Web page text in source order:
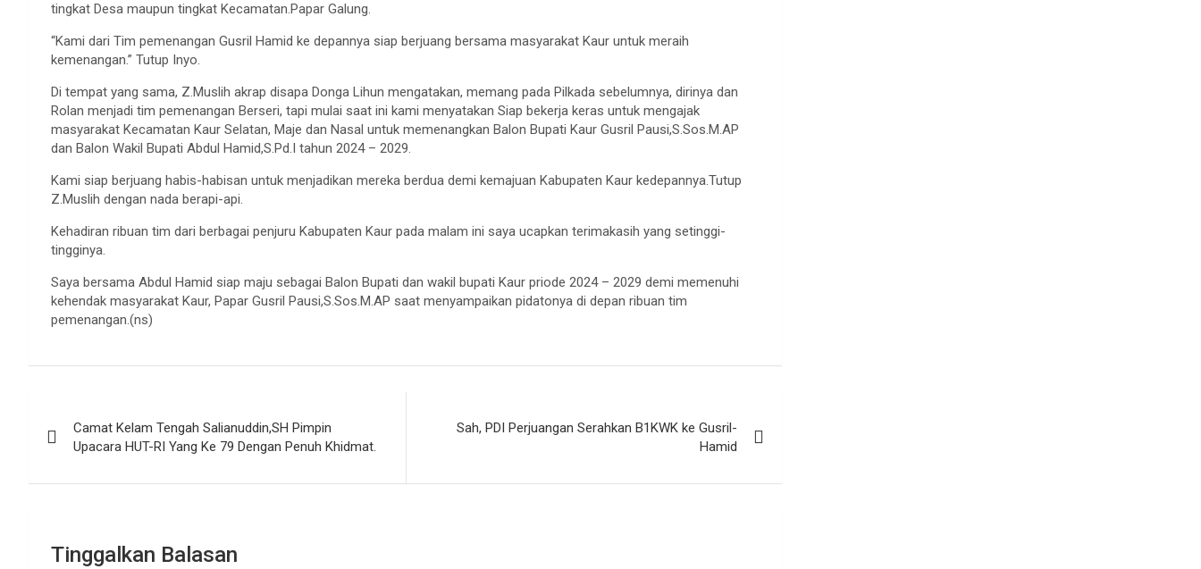
tingkat Desa maupun tingkat Kecamatan.Papar Galung.
“Kami dari Tim pemenangan Gusril Hamid ke depannya siap berjuang bersama masyarakat Kaur untuk meraih
kemenangan.” Tutup Inyo.
Di tempat yang sama, Z.Muslih akrap disapa Donga Lihun mengatakan, memang pada Pilkada sebelumnya, dirinya dan
Rolan menjadi tim pemenangan Berseri, tapi mulai saat ini kami menyatakan Siap bekerja keras untuk mengajak
masyarakat Kecamatan Kaur Selatan, Maje dan Nasal untuk memenangkan Balon Bupati Kaur Gusril Pausi,S.Sos.M.AP
dan Balon Wakil Bupati Abdul Hamid,S.Pd.I tahun 2024 – 2029.
Kami siap berjuang habis-habisan untuk menjadikan mereka berdua demi kemajuan Kabupaten Kaur kedepannya.Tutup
Z.Muslih dengan nada berapi-api.
Kehadiran ribuan tim dari berbagai penjuru Kabupaten Kaur pada malam ini saya ucapkan terimakasih yang setinggi-
tingginya.
Saya bersama Abdul Hamid siap maju sebagai Balon Bupati dan wakil bupati Kaur priode 2024 – 2029 demi memenuhi
kehendak masyarakat Kaur, Papar Gusril Pausi,S.Sos.M.AP saat menyampaikan pidatonya di depan ribuan tim
pemenangan.(ns)
pos
Camat Kelam Tengah Salianuddin,SH Pimpin
Upacara HUT-RI Yang Ke 79 Dengan Penuh Khidmat.
Sah, PDI Perjuangan Serahkan B1KWK ke Gusril-
Hamid
Tinggalkan Balasan